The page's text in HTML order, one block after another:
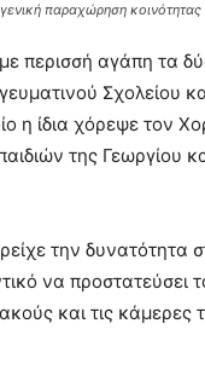
παραχώρηση
περισσή αγάπη τα
Σχολείου
η ίδια χόρεψε τον
της Γεωργίου
την δυνατότητα
να προστατεύσει
και τις κάμερες